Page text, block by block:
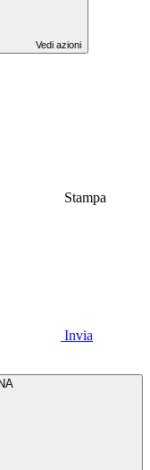
Vedi azioni
Stampa
Invia